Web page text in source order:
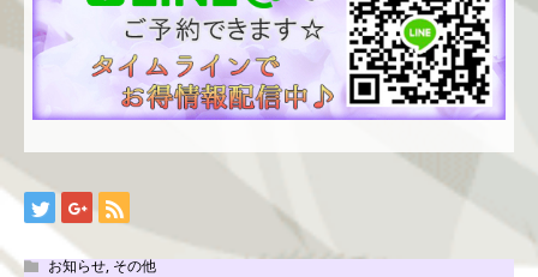
お知らせ,その他